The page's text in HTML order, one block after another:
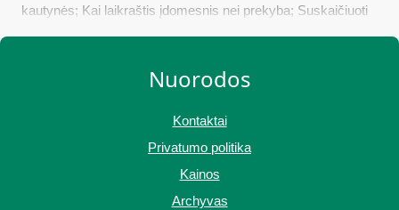
kautynės; Kai laikraštis įdomesnis nei prekyba; Suskaičiuoti
Nuorodos
Kontaktai
Privatumo politika
Kainos
Archyvas